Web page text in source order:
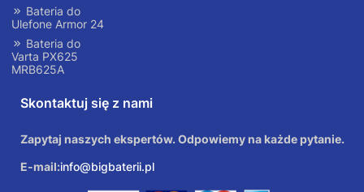
Bateria do
Ulefone Armor 24
Bateria do
Varta PX625
MRB625A
Skontaktuj się z nami
Zapytaj naszych ekspertów. Odpowiemy na każde pytanie.
E-mail:info@bigbaterii.pl